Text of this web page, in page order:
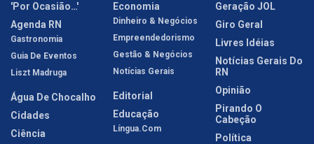
'Por Ocasião…'
Agenda RN
Gastronomia
Guia De Eventos
Liszt Madruga
Água De Chocalho
Cidades
Ciência
Economia
Dinheiro & Negócios
Empreendedorismo
Gestão & Negócios
Notícias Gerais
Editorial
Educação
Língua.com
Geração JOL
Giro Geral
Livres Idéias
Notícias Gerais Do
RN
Opinião
Pirando O
Cabeção
Política